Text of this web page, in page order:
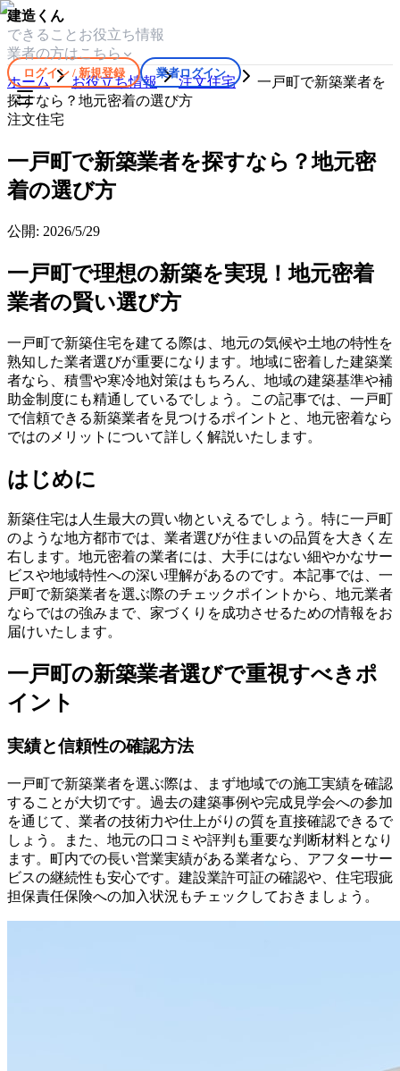
建造くん
できること お役立ち情報
業者の方はこちら
ログイン / 新規登録 業者ログイン
ホーム お役立ち情報 注文住宅
一戸町で新築業者を
探すなら？地元密着の選び方
注文住宅
一戸町で新築業者を探すなら？地元密
着の選び方
公開: 2026/5/29
一戸町で理想の新築を実現！地元密着
業者の賢い選び方
一戸町で新築住宅を建てる際は、地元の気候や土地の特性を
熟知した業者選びが重要になります。地域に密着した建築業
者なら、積雪や寒冷地対策はもちろん、地域の建築基準や補
助金制度にも精通しているでしょう。この記事では、一戸町
で信頼できる新築業者を見つけるポイントと、地元密着なら
ではのメリットについて詳しく解説いたします。
はじめに
新築住宅は人生最大の買い物といえるでしょう。特に一戸町
のような地方都市では、業者選びが住まいの品質を大きく左
右します。地元密着の業者には、大手にはない細やかなサー
ビスや地域特性への深い理解があるのです。本記事では、一
戸町で新築業者を選ぶ際のチェックポイントから、地元業者
ならではの強みまで、家づくりを成功させるための情報をお
届けいたします。
一戸町の新築業者選びで重視すべきポ
イント
実績と信頼性の確認方法
一戸町で新築業者を選ぶ際は、まず地域での施工実績を確認
することが大切です。過去の建築事例や完成見学会への参加
を通じて、業者の技術力や仕上がりの質を直接確認できるで
しょう。また、地元の口コミや評判も重要な判断材料となり
ます。町内での長い営業実績がある業者なら、アフターサー
ビスの継続性も安心です。建設業許可証の確認や、住宅瑕疵
担保責任保険への加入状況もチェックしておきましょう。